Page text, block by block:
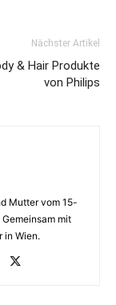
Nächster Artikel
& Hair Produkte
von Philips
Mutter vom 15-
mit
in Wien.